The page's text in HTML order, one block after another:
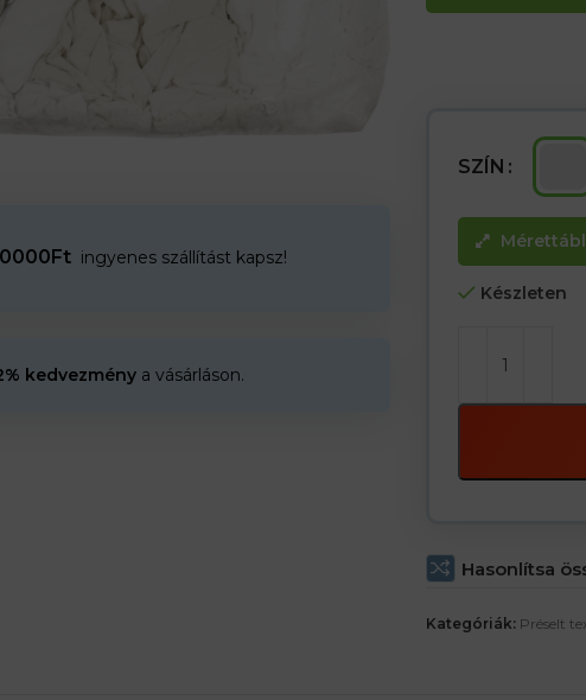
ingyenes szállítást kapsz!
kedvezmény a vásárláson.
SZÍN
Készleten
Hasonlítsa
Kategóriák: Préselt